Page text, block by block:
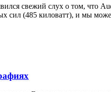
свежий слух о том, что
(485 киловатт), и мы